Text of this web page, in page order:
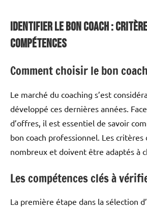
Identifier le Bon Coach :
Compétences
Comment choisir le bon coach
Le marché du coaching s’est
développé ces dernières années.
d’offres, il est essentiel de savoir
bon coach professionnel. Les
nombreux et doivent être adaptés à
Les compétences clés à
La première étape dans la sélection